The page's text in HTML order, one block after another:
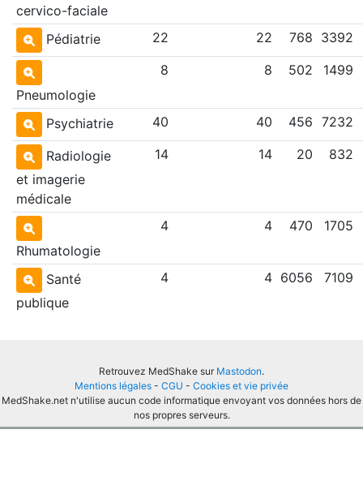
cervico-faciale
Pédiatrie 22 22 768 3392
Pneumologie
8 8 502 1499
Psychiatrie 40 40 456 7232
Radiologie
et imagerie
médicale
14 14 20 832
Rhumatologie
4 4 470 1705
Santé
publique
4 4 6056 7109
Retrouvez MedShake sur Mastodon.
Mentions légales - CGU - Cookies et vie privée
MedShake.net n'utilise aucun code informatique envoyant vos données hors de
nos propres serveurs.